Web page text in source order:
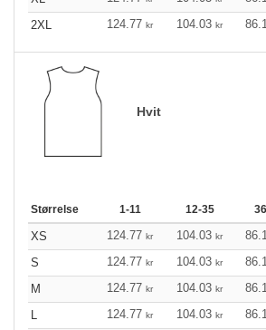
2XL
124.77 kr 104.03 kr
Hvit
Størrelse 1-11 12-35
XS 124.77 kr 104.03 kr
S
124.77 kr 104.03 kr
M
124.77 kr 104.03 kr
L
124.77 kr 104.03 kr